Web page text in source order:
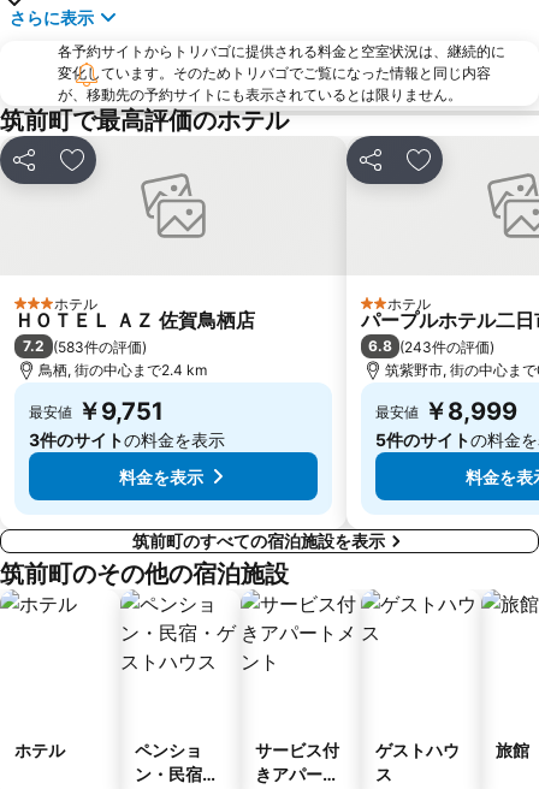
祇園駅
東比恵駅
行橋駅
箱崎駅
雑餉隈駅
西鉄平尾駅
白糸の滝
水天宮
愛宕神社
エルガーラホール
大濠公園
さらに表示
各予約サイトからトリバゴに提供される料金と空室状況は、継続的に
変化しています。そのためトリバゴでご覧になった情報と同じ内容
が、移動先の予約サイトにも表示されているとは限りません。
筑前町で最高評価のホテル
シェア お気に入りに追加
3 ホテルのランク
ホテル
ＨＯＴＥＬ ＡＺ 佐賀鳥栖店
7.2 (583件の評価)
鳥栖, 街の中心まで2.4 km
最安値 ￥9,751
3件のサイトの料金を表示
料金を表示
シェア お気に入りに
2 ホテルのランク
ホテル
パープルホテル二日
6.8 (243件の評価)
筑紫野市, 街の中心ま
最安値 ￥8,999
5件のサイトの料金
料金を表
筑前町のすべての宿泊施設を表示
筑前町のその他の宿泊施設
ホテル
ペンショ
ン・民宿・
サービス付
きアパート
ゲストハウ
ス
旅館